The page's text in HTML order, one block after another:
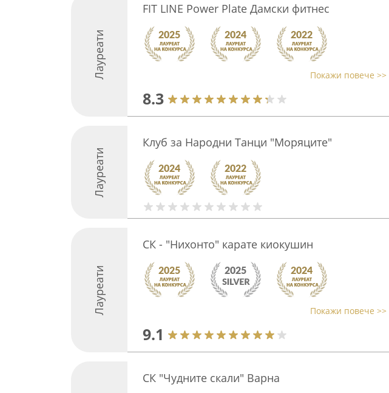
Лауреати
FIT LINE Power Plate Дамски фитнес
Покажи повече >>
8.3
Лауреати
Клуб за Народни Танци "Моряците"
Лауреати
СК - "Нихонтo" карате киокушин
Покажи повече >>
9.1
СК "Чудните скали" Варна